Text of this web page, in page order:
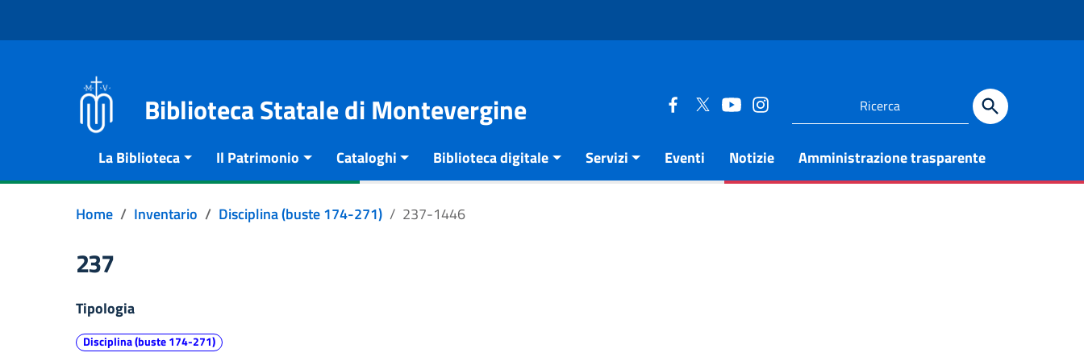
Biblioteca Statale di Montevergine
La Biblioteca Il Patrimonio Cataloghi Biblioteca digitale Servizi Eventi Notizie Amministrazione trasparente
Home Inventario Disciplina (buste 174-271) 237-1446
237
Tipologia
Disciplina (buste 174-271)